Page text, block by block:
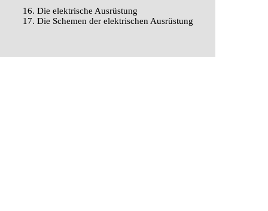
16. Die elektrische Ausrüstung
17. Die Schemen der elektrischen Ausrüstung